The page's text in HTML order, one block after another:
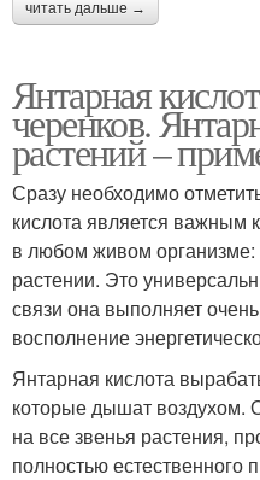
читать дальше →
Янтарная
черенков.
растений –
Сразу необходимо
кислота является важным
в любом живом организме:
растении. Это
связи она выполняет
восполнение
Янтарная кислота
которые дышат воздухом.
на все звенья растения,
полностью естественного